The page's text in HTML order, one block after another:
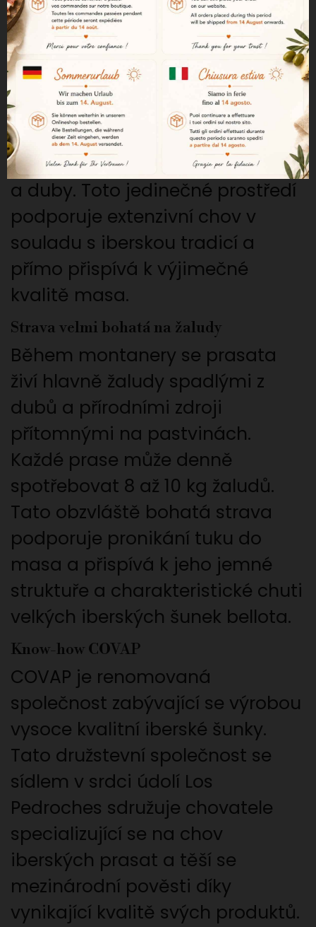
nejprestižnějších pro výrobu
iberské šunky.
Dehesas v oblasti Valle de los Pedroches
Iberská prasata se volně
pohybují v rozsáhlých krajinách
tvořených přírodními pastvinami
a duby. Toto jedinečné prostředí
podporuje extenzivní chov v
souladu s iberskou tradicí a
přímo přispívá k výjimečné
kvalitě masa.
Strava velmi bohatá na žaludy
Během montanery se prasata
živí hlavně žaludy spadlými z
dubů a přírodními zdroji
přítomnými na pastvinách.
Každé prase může denně
spotřebovat 8 až 10 kg žaludů.
Tato obzvláště bohatá strava
podporuje pronikání tuku do
masa a přispívá k jeho jemné
struktuře a charakteristické chuti
velkých iberských šunek bellota.
Know-how COVAP
COVAP je renomovaná
společnost zabývající se výrobou
vysoce kvalitní iberské šunky.
Tato družstevní společnost se
sídlem v srdci údolí Los
Pedroches sdružuje chovatele
specializující se na chov
iberských prasat a těší se
mezinárodní pověsti díky
vynikající kvalitě svých produktů.